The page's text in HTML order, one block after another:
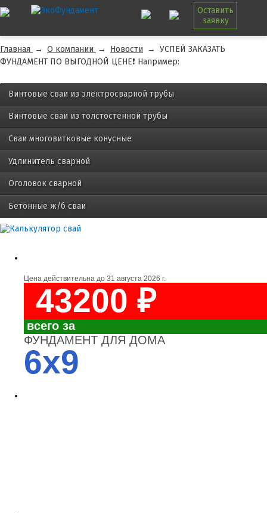
Оставить
заявку
Главная → О компании → Новости → УСПЕЙ ЗАКАЗАТЬ
ФУНДАМЕНТ ПО ВЫГОДНОЙ ЦЕНЕ❗ Например:
Винтовые сваи из электросварной трубы
Винтовые сваи из толстостенной трубы
Сваи многовитковые конусные
Удлинитель сварной
Оголовок сварной
Бетонные ж/б сваи
Цена действительна до 31 августа 2026 г.
43200 ₽
всего за
ФУНДАМЕНТ ДЛЯ ДОМА
6x9